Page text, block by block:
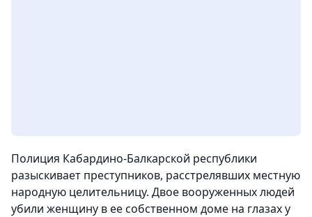
Полиция Кабардино-Балкарской республики
разыскивает преступников, расстрелявших местную
народную целительницу. Двое вооруженных людей
убили женщину в ее собственном доме на глазах у